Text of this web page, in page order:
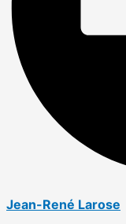
Jean-René Larose